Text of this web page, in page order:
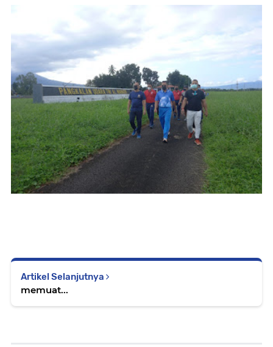
Artikel Selanjutnya
memuat...